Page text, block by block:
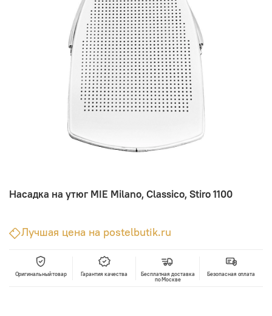
Насадка на утюг MIE Milano, Classico, Stiro 1100
Лучшая цена на postelbutik.ru
Оригинальный товар Гарантия качества
Бесплатная доставка
по Москве
Безопасная оплата